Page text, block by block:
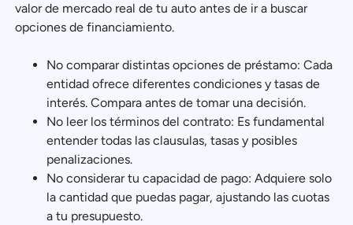
valor de mercado real de tu auto antes de ir a buscar
opciones de financiamiento.
No comparar distintas opciones de préstamo: Cada
entidad ofrece diferentes condiciones y tasas de
interés. Compara antes de tomar una decisión.
No leer los términos del contrato: Es fundamental
entender todas las clausulas, tasas y posibles
penalizaciones.
No considerar tu capacidad de pago: Adquiere solo
la cantidad que puedas pagar, ajustando las cuotas
a tu presupuesto.